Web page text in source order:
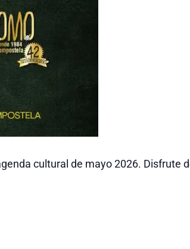
cultural de mayo 2026. Disfrute